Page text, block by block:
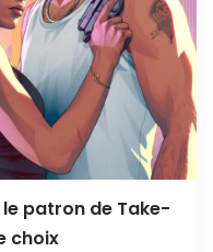
le patron de Take-
choix